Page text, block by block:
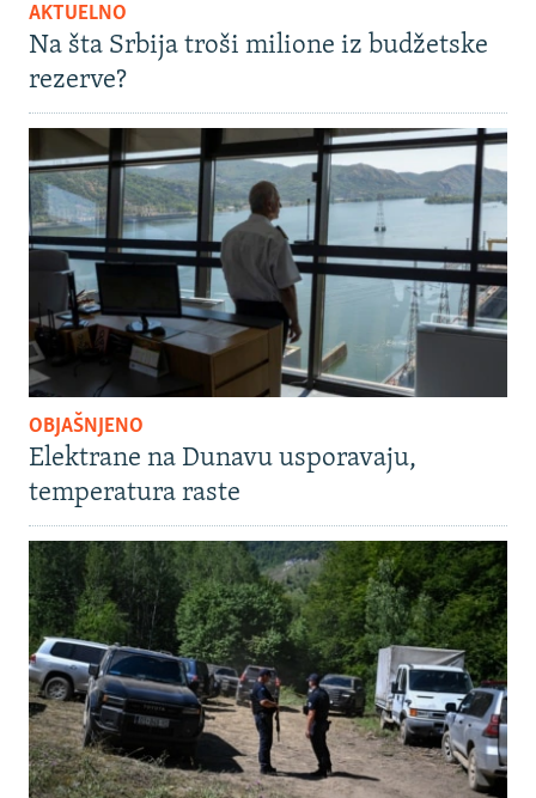
AKTUELNO
Na šta Srbija troši milione iz budžetske
rezerve?
OBJAŠNJENO
Elektrane na Dunavu usporavaju,
temperatura raste